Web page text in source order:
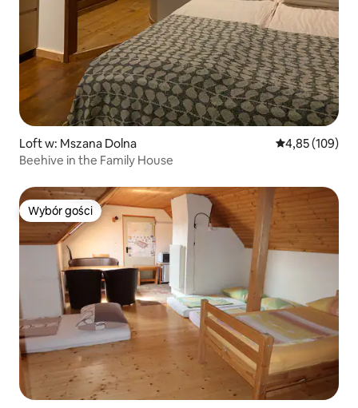
Loft w: Mszana Dolna Średnia
4,85 (109)
Beehive in the Family House
Wybór gości
Wybór gości